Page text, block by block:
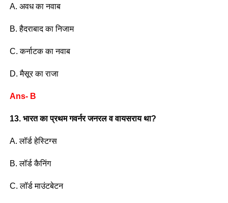
A. अवध का नवाब
B. हैदराबाद का निजाम
C. कर्नाटक का नवाब
D. मैसूर का राजा
Ans- B
13. भारत का प्रथम गवर्नर जनरल व वायसराय था?
A. लॉर्ड हेस्टिग्स
B. लॉर्ड कैनिंग
C. लॉर्ड माउंटबेटन